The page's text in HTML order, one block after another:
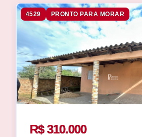
4529 PRONTO PARA MORAR
R$ 310.000